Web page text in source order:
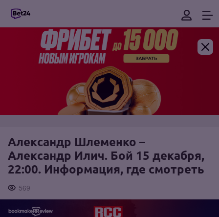
Александр Шлеменко –
Александр Илич. Бой 15 декабря,
22:00. Информация, где смотреть
569